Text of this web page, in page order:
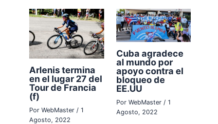
Arlenis termina
en el lugar 27 del
Tour de Francia
(f)
PorWebMaster /1
Agosto, 2022
Cuba agradece
al mundo por
apoyo contra el
bloqueo de
EE.UU
Por WebMaster / 1
Agosto, 2022